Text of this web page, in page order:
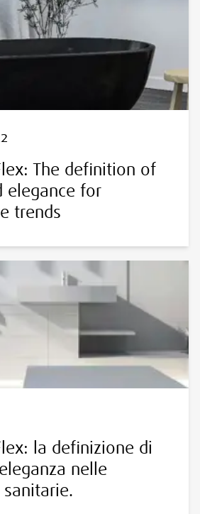
The definition of
elegance for
trends
la definizione di
nelle